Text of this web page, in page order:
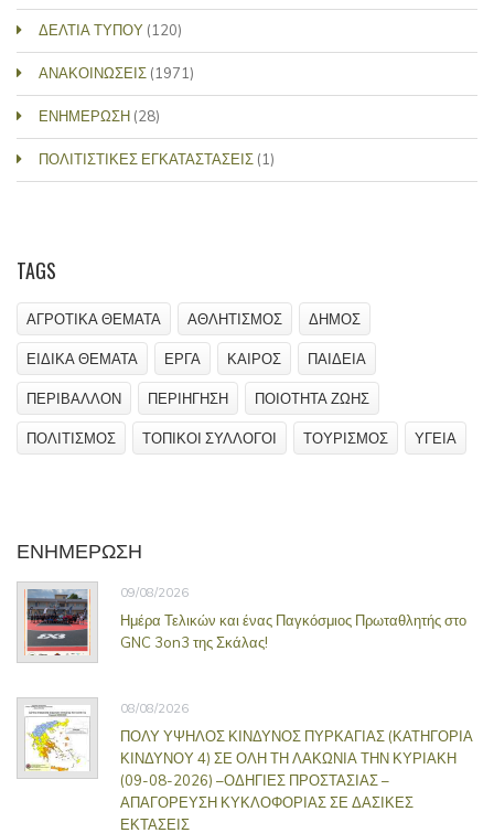
ΔΕΛΤΙΑ ΤΥΠΟΥ (120)
ΑΝΑΚΟΙΝΩΣΕΙΣ (1971)
ΕΝΗΜΕΡΩΣΗ (28)
ΠΟΛΙΤΙΣΤΙΚΕΣ ΕΓΚΑΤΑΣΤΑΣΕΙΣ (1)
TAGS
ΑΓΡΟΤΙΚΑ ΘΕΜΑΤΑ ΑΘΛΗΤΙΣΜΟΣ ΔΗΜΟΣ
ΕΙΔΙΚΑ ΘΕΜΑΤΑ ΕΡΓΑ ΚΑΙΡΟΣ ΠΑΙΔΕΙΑ
ΠΕΡΙΒΑΛΛΟΝ ΠΕΡΙΗΓΗΣΗ ΠΟΙΟΤΗΤΑ ΖΩΗΣ
ΠΟΛΙΤΙΣΜΟΣ ΤΟΠΙΚΟΙ ΣΥΛΛΟΓΟΙ ΤΟΥΡΙΣΜΟΣ ΥΓΕΙΑ
ΕΝΗΜΕΡΩΣΗ
09/08/2026
Ημέρα Τελικών και ένας Παγκόσμιος Πρωταθλητής στο
GNC 3on3 της Σκάλας!
08/08/2026
ΠΟΛΥ ΥΨΗΛΟΣ ΚΙΝΔΥΝΟΣ ΠΥΡΚΑΓΙΑΣ (ΚΑΤΗΓΟΡΙΑ
ΚΙΝΔΥΝΟΥ 4) ΣΕ ΟΛΗ ΤΗ ΛΑΚΩΝΙΑ ΤΗΝ ΚΥΡΙΑΚΗ
(09-08-2026) –ΟΔΗΓΙΕΣ ΠΡΟΣΤΑΣΙΑΣ –
ΑΠΑΓΟΡΕΥΣΗ ΚΥΚΛΟΦΟΡΙΑΣ ΣΕ ΔΑΣΙΚΕΣ
ΕΚΤΑΣΕΙΣ